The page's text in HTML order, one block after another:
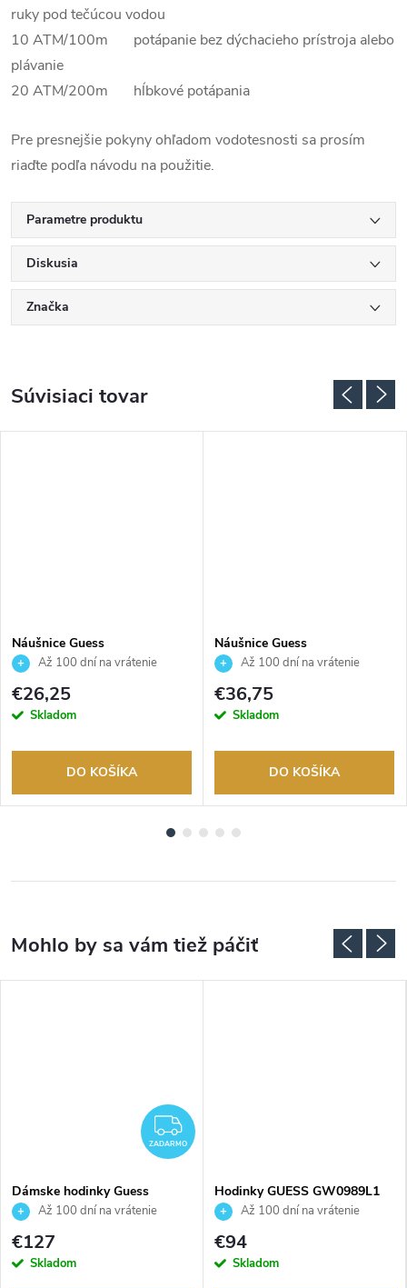
ruky pod tečúcou vodou
10 ATM/100m potápanie bez dýchacieho prístroja alebo
plávanie
20 ATM/200m hĺbkové potápania
Pre presnejšie pokyny ohľadom vodotesnosti sa prosím
riaďte podľa návodu na použitie.
Parametre produktu
Diskusia
Značka
Súvisiaci tovar
Náušnice Guess
JUBE06092JWYGT
Až 100 dní na vrátenie
tovaru. Autorizovaný predajca.
€26,25
Skladom
DO KOŠÍKA
Náušnice Guess
JUBE05465JWRHT
Až 100 dní na vrátenie
tovaru. Autorizovaný predajca.
€36,75
Skladom
DO KOŠÍKA
ZADARMO
ZADARMO
Dámske hodinky Guess
GW1027L3
Až 100 dní na vrátenie
tovaru. Autorizovaný predajca.
€127
Skladom
Hodinky GUESS GW0989L1
Až 100 dní na vrátenie
tovaru. Autorizovaný predajca.
€94
Skladom